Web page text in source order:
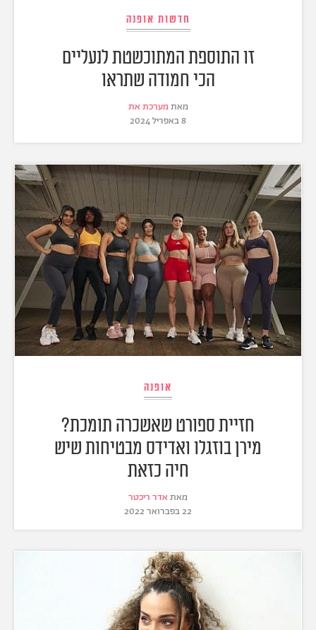
חדשות אופנה
זו התוספת המתוכשטת לנעליים
הכי חמודה שתראו
מאת מערכת את
8 באפריל 2024
אופנה
חזיית ספורט שאשכרה תומכת?
מירן בוזגלו ואדידס מבטיחות שיש
חיה כזאת
מאת אדר ריכטר
22 בפברואר 2022